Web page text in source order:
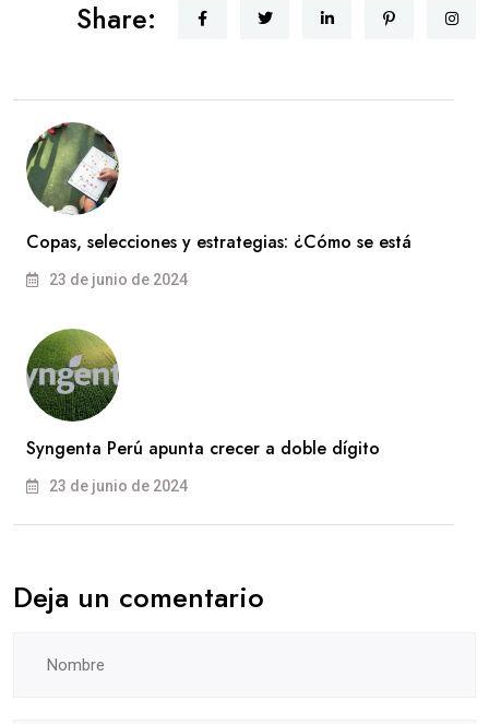
Share:
Copas, selecciones y estrategias: ¿Cómo se está
23 de junio de 2024
Syngenta Perú apunta crecer a doble dígito
23 de junio de 2024
Deja un comentario